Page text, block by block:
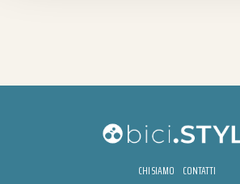
CHI SIAMO CONTATTI